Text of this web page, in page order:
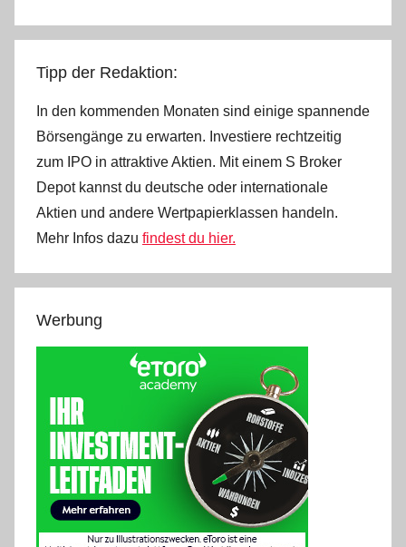
Tipp der Redaktion:
In den kommenden Monaten sind einige spannende
Börsengänge zu erwarten. Investiere rechtzeitig
zum IPO in attraktive Aktien. Mit einem S Broker
Depot kannst du deutsche oder internationale
Aktien und andere Wertpapierklassen handeln.
Mehr Infos dazu findest du hier.
Werbung